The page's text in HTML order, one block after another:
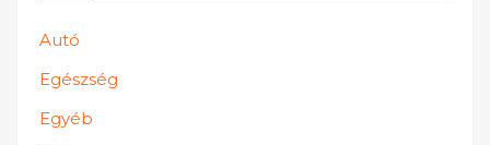
Autó
Egészség
Egyéb